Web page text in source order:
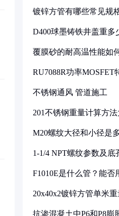
镀锌方管有哪些常见规
D400球墨铸铁井盖重多
覆膜砂的耐高温性能如
RU7088R功率MOSFET
不锈钢通风 管道施工
201不锈钢重量计算方法
M20螺纹大径和小径是
1-1/4 NPT螺纹参数及底
F1010E是什么管？能否
20x40x2镀锌方管单米
抗渗混凝土中P6和P8膨